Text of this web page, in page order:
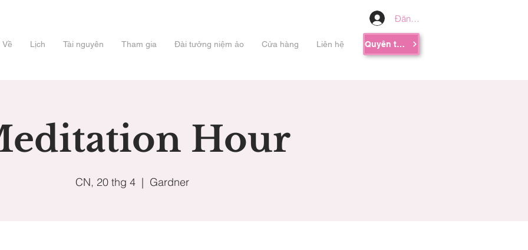
Đăng nhập
Về Lịch Tài nguyên Tham gia Đài tưởng niệm ảo Cửa hàng Liên hệ Quyên tặng
Hour
CN, 20 thg 4
  |
Gardner